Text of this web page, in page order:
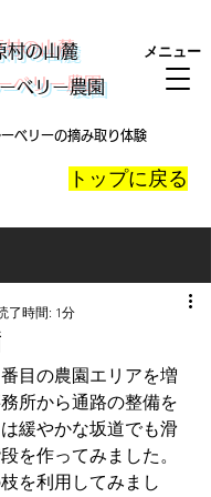
村の山麓
ベリー農園
メニュー
ベリーの摘み取り体験
​トップに戻る
了時間: 1分
目の農園エリアを増
所から通路の整備を
緩やかな坂道でも滑
を作ってみました。
を利用してみまし